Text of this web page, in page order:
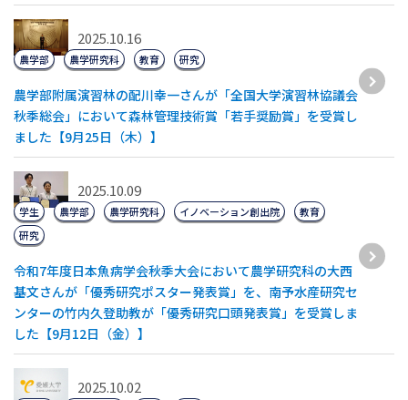
2025.10.16
農学部附属演習林の配川幸一さんが「全国大学演習林協議会
秋季総会」において森林管理技術賞「若手奨励賞」を受賞し
ました【9月25日（木）】
農学部 農学研究科 教育 研究
2025.10.09
令和7年度日本魚病学会秋季大会において農学研究科の大西
基文さんが「優秀研究ポスター発表賞」を、南予水産研究セ
ンターの竹内久登助教が「優秀研究口頭発表賞」を受賞しま
した【9月12日（金）】
学生 農学部 農学研究科 イノベーション創出院
教育
研究
2025.10.02